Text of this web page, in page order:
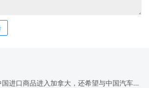
进口商品进入加拿大，还希望与中国汽车公